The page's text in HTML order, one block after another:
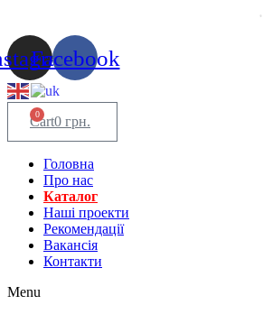
Facebook
0 грн.
0
Cart
Головна
Про нас
Каталог
Нашi проекти
Рекомендації
Вакансiя
Контакти
Menu